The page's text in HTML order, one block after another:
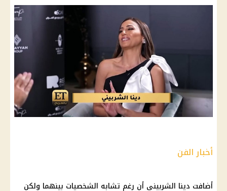
أخبار الفن
أضافت دينا الشربيني أن رغم تشابه الشخصيات بينهما ولكن